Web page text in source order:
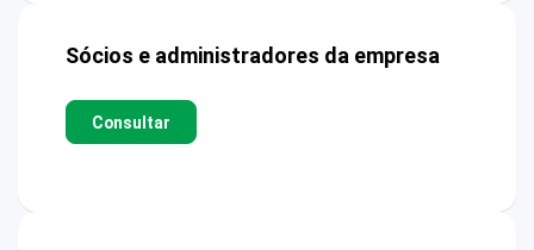
Sócios e administradores da empresa
Consultar